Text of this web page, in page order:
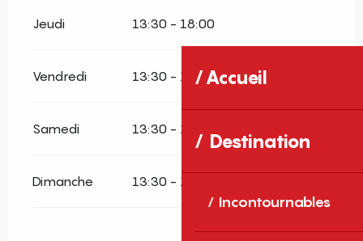
Accueil
Destination
Incontournables
Jeudi 13:30 - 18:00
Vendredi 13:30 - 18:00
Samedi 13:30 - 18:00
Dimanche 13:30 - 18:00